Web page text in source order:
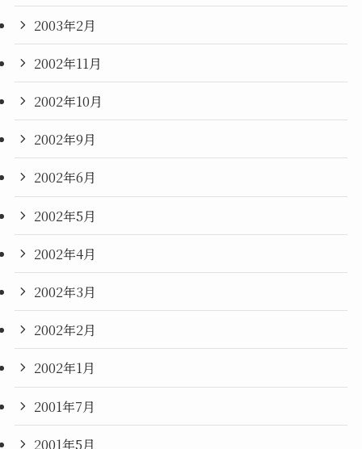
2003年2月
2002年11月
2002年10月
2002年9月
2002年6月
2002年5月
2002年4月
2002年3月
2002年2月
2002年1月
2001年7月
2001年5月